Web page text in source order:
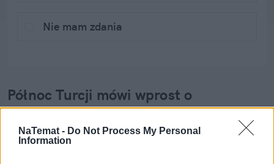
NaTemat - Do Not Process My Personal
Information
Nie mam zdania
Północ Turcji mówi wprost o
katastrofie, która dosięgnie ich w 2025
roku